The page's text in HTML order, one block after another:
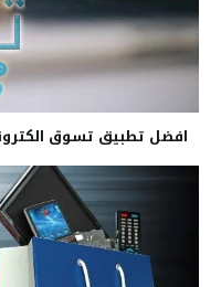
افضل تطبيق تسوق الكتروني في